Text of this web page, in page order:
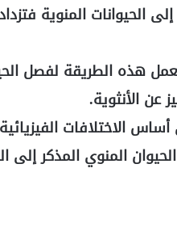
الحيوانات المنوية
هذه الطريقة لفصل
الأنثوية.
المنوي المذكر